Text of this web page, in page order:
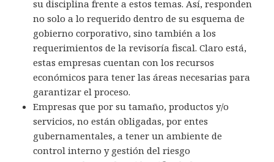
su disciplina frente a estos temas. Así, responden
no solo a lo requerido dentro de su esquema de
gobierno corporativo, sino también a los
requerimientos de la revisoría fiscal. Claro está,
estas empresas cuentan con los recursos
económicos para tener las áreas necesarias para
garantizar el proceso.
Empresas que por su tamaño, productos y/o
servicios, no están obligadas, por entes
gubernamentales, a tener un ambiente de
control interno y gestión del riesgo